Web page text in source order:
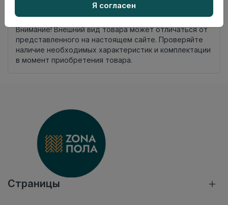
Внимание! Внешний вид товара может отличаться от
представленного на настоящем сайте. Проверяйте
наличие необходимых характеристик и комплектации
в момент приобретения товара.
Страницы
Я согласен